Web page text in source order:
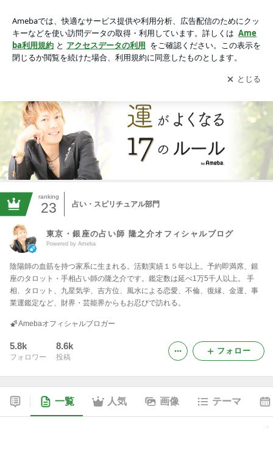
meba
アプリをダウンロードして ブログの更新通知
を受け取りまし
ょう。
開く
ranking
23 占い・スピリチュアル部門
東京・銀座の占い師 隆之介オフィシャルブログ
Powered by Ameba
陰陽師の血筋を持つ家系に生まれる。活動実績１５年以上。予約即満席、銀
座のタロット・手相占い師の隆之介です。鑑定数は延べ1万5千人以上。 手
相、タロット、九星気学、吉方位、風水による恋愛、不倫、復縁、金運、事
業運鑑定など、財界・芸能界からもお忍びで訪れる。
Amebaオフィシャルブロガー
5.8k
フォロワー
8.6k
投稿
フォロー
一覧 人気 画像 テーマ